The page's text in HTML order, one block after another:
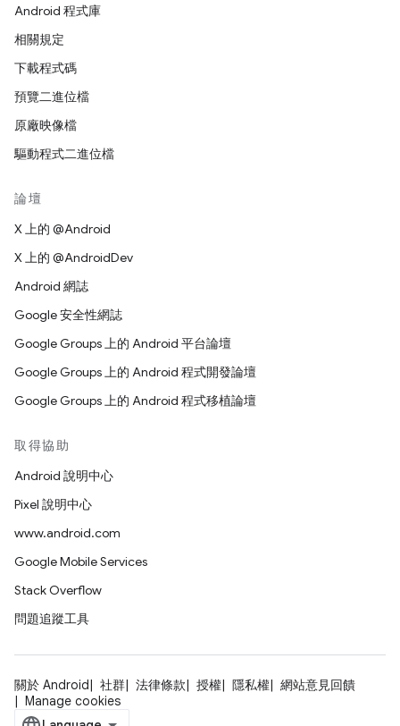
Android 程式庫
相關規定
下載程式碼
預覽二進位檔
原廠映像檔
驅動程式二進位檔
論壇
X 上的 @Android
X 上的 @AndroidDev
Android 網誌
Google 安全性網誌
Google Groups 上的 Android 平台論壇
Google Groups 上的 Android 程式開發論壇
Google Groups 上的 Android 程式移植論壇
取得協助
Android 說明中心
Pixel 說明中心
www.android.com
Google Mobile Services
Stack Overflow
問題追蹤工具
關於 Android 社群 法律條款 授權 隱私權
網站意見回饋
Manage cookies